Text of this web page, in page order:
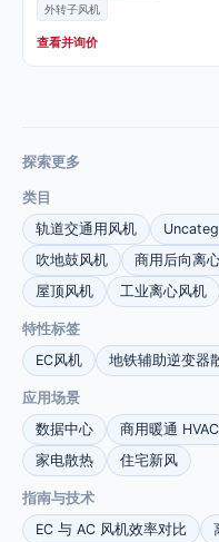
外转子风机
查看并询价
探索更多
类目
轨道交通用风机
吹地鼓风机
商用后向离
屋顶风机
工业离心风机
特性标签
EC风机
地铁辅助逆变器
应用场景
数据中心
商用暖通 HVAC
家电散热
住宅新风
指南与技术
EC 与 AC 风机效率对比